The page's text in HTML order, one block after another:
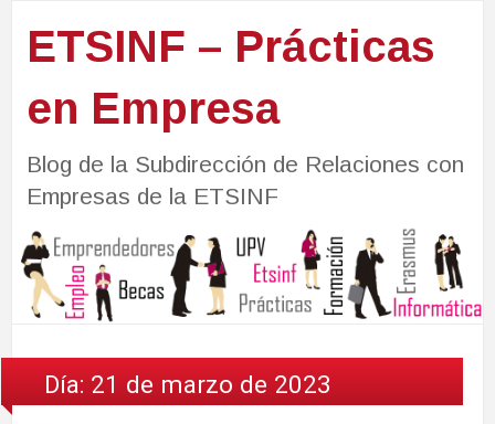
ETSINF – Prácticas
en Empresa
Blog de la Subdirección de Relaciones con
Empresas de la ETSINF
Día: 21 de marzo de 2023